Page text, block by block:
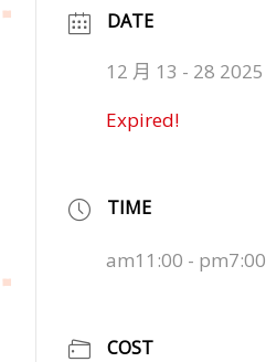
DATE
12 月 13 - 28 2025
Expired!
TIME
am11:00 - pm7:00
COST